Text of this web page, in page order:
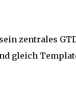
zentrales
gleich